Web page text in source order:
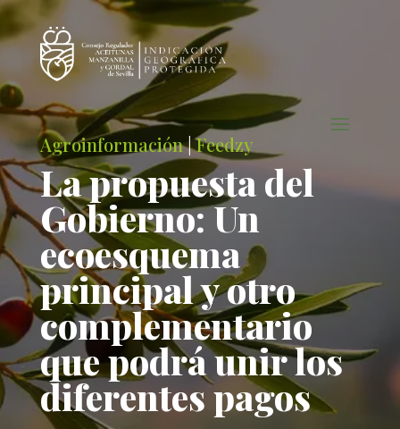
Agroinformación|Feedzy
La propuesta del
Gobierno: Un
ecoesquema
principal y otro
complementario
que podrá unir los
diferentes pagos